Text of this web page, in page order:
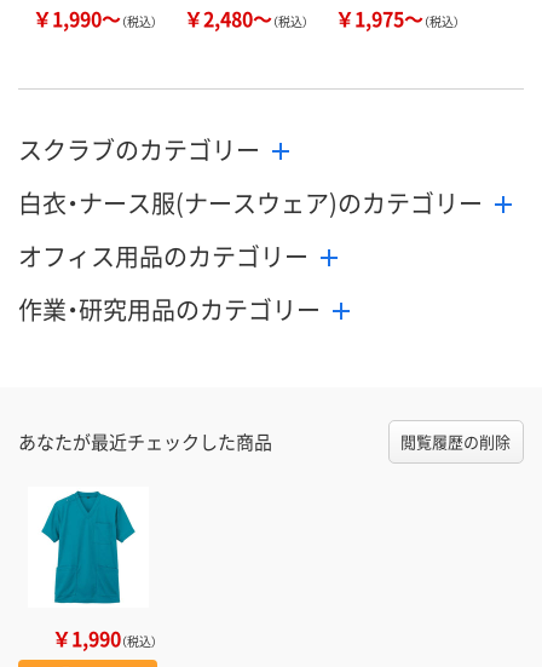
￥1,990～（税込） ￥2,480～（税込） ￥1,975～（税込）
スクラブのカテゴリー
白衣・ナース服(ナースウェア)のカテゴリー
オフィス用品のカテゴリー
作業・研究用品のカテゴリー
あなたが最近チェックした商品 閲覧履歴の削除
￥1,990（税込）